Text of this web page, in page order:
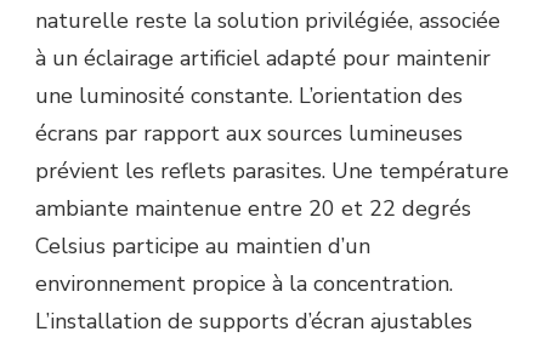
naturelle reste la solution privilégiée, associée
à un éclairage artificiel adapté pour maintenir
une luminosité constante. L’orientation des
écrans par rapport aux sources lumineuses
prévient les reflets parasites. Une température
ambiante maintenue entre 20 et 22 degrés
Celsius participe au maintien d’un
environnement propice à la concentration.
L’installation de supports d’écran ajustables